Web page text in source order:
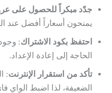
جدّد مبكراً للحصول على
يمنحون أسعاراً أفضل عند
احتفظ بكود الاشتراك:
الحاجة إلى إعادة الإعداد.
تأكد من استقرار الإنترنت:
الضعيفة، لذا اضبط الواي